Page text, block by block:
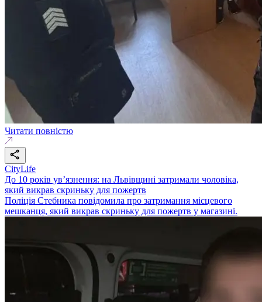
Читати повністю
CityLife
До 10 років ув’язнення: на Львівщині затримали чоловіка,
який викрав скриньку для пожертв
Поліція Стебника повідомила про затримання місцевого
мешканця, який викрав скриньку для пожертв у магазині.